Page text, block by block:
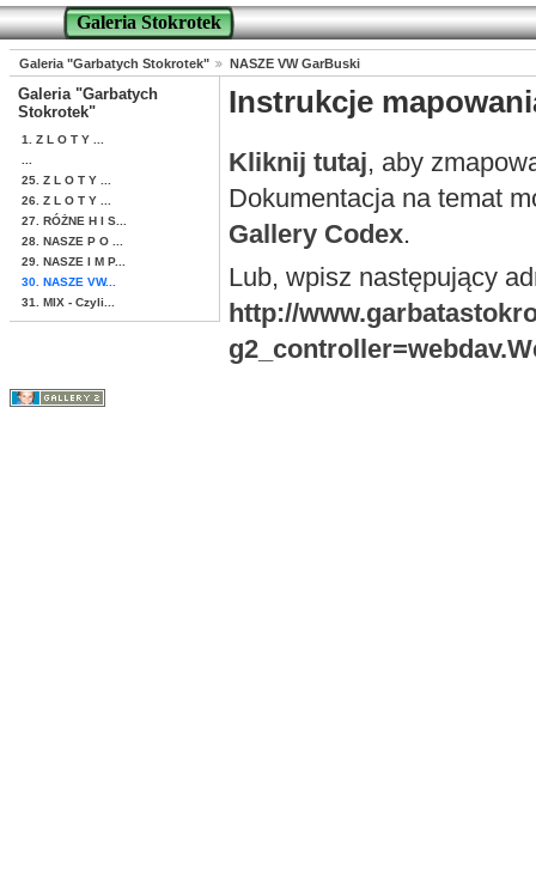
Galeria Stokrotek
Galeria "Garbatych Stokrotek" NASZE VW GarBuski
Galeria "Garbatych
Stokrotek"
1. Z L O T Y ...
25. Z L O T Y ...
26. Z L O T Y ...
27. RÓŻNE H I S...
28. NASZE P O ...
29. NASZE I M P...
30. NASZE VW...
31. MIX - Czyli...
Instrukcje
Kliknij tutaj, aby
Dokumentacja na temat
Gallery Codex.
Lub, wpisz następujący
http://